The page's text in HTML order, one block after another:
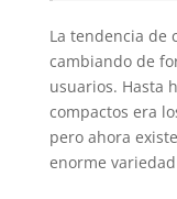
La tendencia de
cambiando de
usuarios. Hasta
compactos era
pero ahora
enorme